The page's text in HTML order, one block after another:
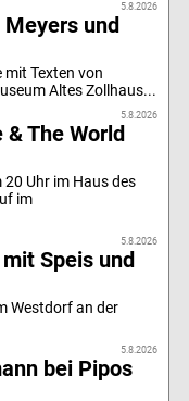
5.8.2026
und
Texten von
Altes Zollhaus...
5.8.2026
The World
Uhr im Haus des
im
5.8.2026
Speis und
Westdorf an der
5.8.2026
bei Pipos